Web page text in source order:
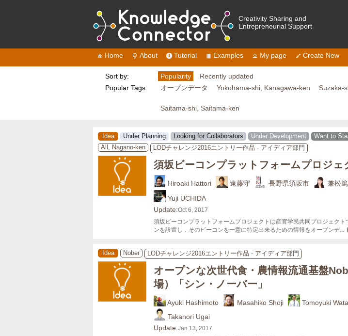
Creativity Sharing and
Entrepreneurial Support
Home About Tutorial Examples My page Create New
Sort by: Popularity
Recently updated
Popular Tags:
オープンデータ Yokohama-shi, Kanagawa-ken Suzaka-
Saitama-shi, Saitama-ken
Idea Under Planning Looking for Collaborators Under Development Want to
All, Nagano-ken
LODチャレンジ2016エントリー作品 - アイディア部門
須坂ビーコンプラットフォームプロジェ
Hiroaki Hattori 遠藤守 長野県須坂市
兼松
Yuji UCHIDA
Update:Oct 6, 2017
須坂ビーコンプラットフォームプロジェクトは産官学民共同プロジェク
ンを設置し，そのビーコンを一意に特定出来るための情報をオープンデ...
Idea Nober LODチャレンジ2016エントリー作品 - アイディア部門
オープンな次世代食・農情報流通基盤
場）「シン・ノーバー」
Ayuki Hashimoto Masahiko Shoji
Tomoyuki
Takanori Ugai
Update:Jan 13, 2017